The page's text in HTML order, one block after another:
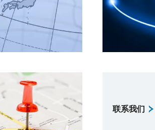
联系我们